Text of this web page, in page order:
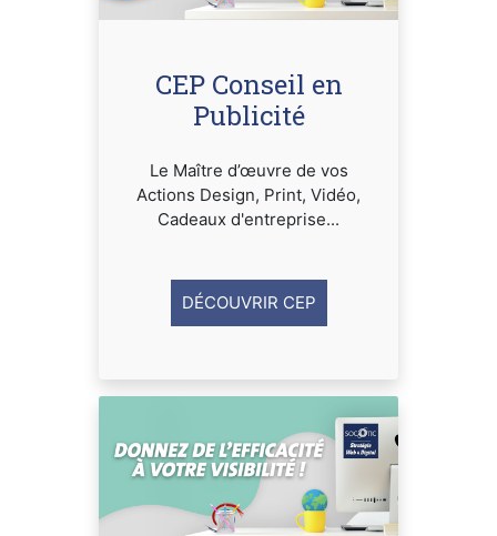
CEP Conseil en
Publicité
Le Maître d’œuvre de vos
Actions Design, Print, Vidéo,
Cadeaux d'entreprise...
DÉCOUVRIR CEP